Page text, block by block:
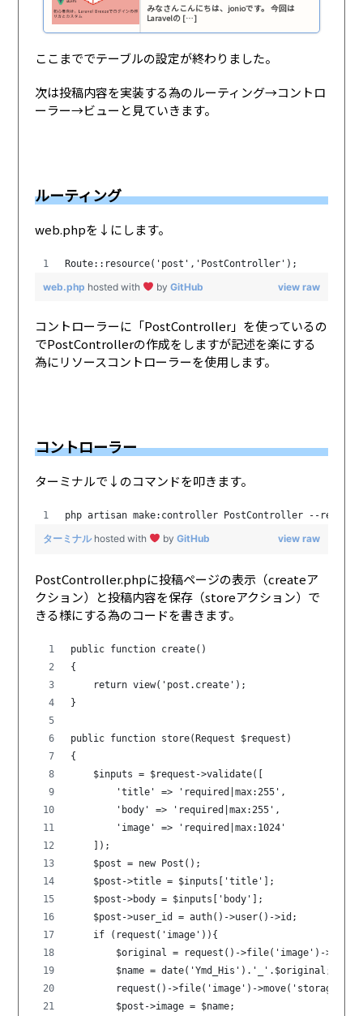
みなさんこんにちは、jonioです。 今回は
Laravelの […]
ここまででテーブルの設定が終わりました。
次は投稿内容を実装する為のルーティング→コントロ
ーラー→ビューと見ていきます。
ルーティング
web.phpを↓にします。
Route::resource('post','PostController');
view raw
web.php hosted with byGitHub
コントローラーに「PostController」を使っているの
でPostControllerの作成をしますが記述を楽にする
為にリソースコントローラーを使用します。
コントローラー
ターミナルで↓のコマンドを叩きます。
php artisan make:controller PostController --
view raw
ターミナル hosted with byGitHub
PostController.phpに投稿ページの表示（createア
クション）と投稿内容を保存（storeアクション）で
きる様にする為のコードを書きます。
public function create()
{
    return view('post.create');
}
public function store(Request $request)
{
    $inputs = $request->validate([
        'title' => 'required|max:255',
        'body' => 'required|max:255',
        'image' => 'required|max:1024'
    ]);
    $post = new Post();
    $post->title = $inputs['title'];
    $post->body = $inputs['body'];
    $post->user_id = auth()->user()->id;
    if (request('image')){
$original = request()->file('image')-
        $name = date('Ymd_His').'_'.$original;
request()->file('image')->move('storage/
        $post->image = $name;